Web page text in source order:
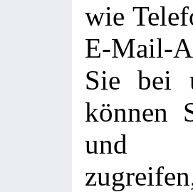
wie
E-Mail-
Sie bei
können
und